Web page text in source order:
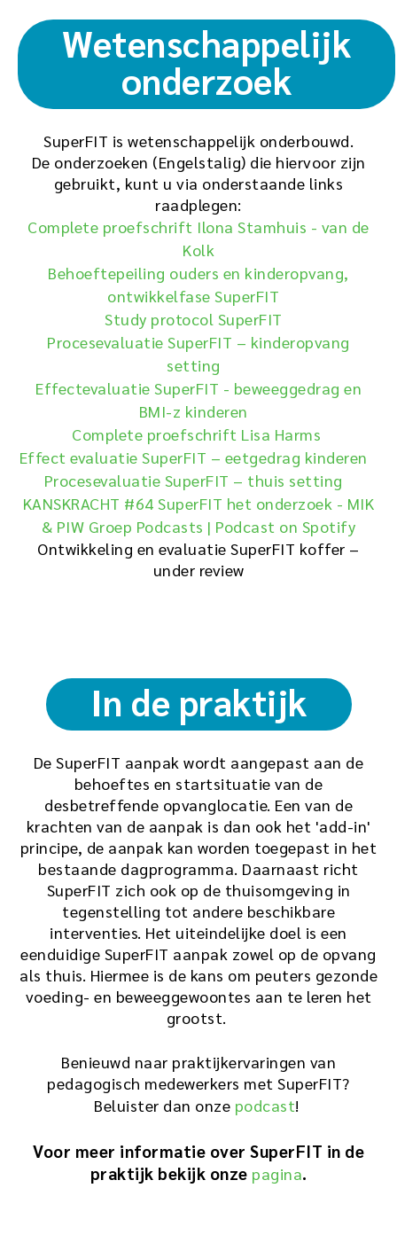
Wetenschappelijk
onderzoek
SuperFIT is wetenschappelijk onderbouwd.
De onderzoeken (Engelstalig) die hiervoor zijn
gebruikt, kunt u via onderstaande links
raadplegen:
Complete proefschrift Ilona Stamhuis - van de
Kolk
Behoeftepeiling ouders en kinderopvang,
ontwikkelfase SuperFIT
Study protocol SuperFIT
Procesevaluatie SuperFIT – kinderopvang
setting
Effectevaluatie SuperFIT - beweeggedrag en
BMI-z kinderen
Complete proefschrift Lisa Harms
Effect evaluatie SuperFIT – eetgedrag kinderen
Procesevaluatie SuperFIT – thuis setting
KANSKRACHT #64 SuperFIT het onderzoek - MIK
& PIW Groep Podcasts | Podcast on Spotify
Ontwikkeling en evaluatie SuperFIT koffer –
under review
In de praktijk
De SuperFIT aanpak wordt aangepast aan de
behoeftes en startsituatie van de
desbetreffende opvanglocatie. Een van de
krachten van de aanpak is dan ook het 'add-in'
principe, de aanpak kan worden toegepast in het
bestaande dagprogramma. Daarnaast richt
SuperFIT zich ook op de thuisomgeving in
tegenstelling tot andere beschikbare
interventies. Het uiteindelijke doel is een
eenduidige SuperFIT aanpak zowel op de opvang
als thuis. Hiermee is de kans om peuters gezonde
voeding- en beweeggewoontes aan te leren het
grootst.
Benieuwd naar praktijkervaringen van
pedagogisch medewerkers met SuperFIT?
Beluister dan onze podcast!
Voor meer informatie over SuperFIT in de
praktijk bekijk onze pagina.